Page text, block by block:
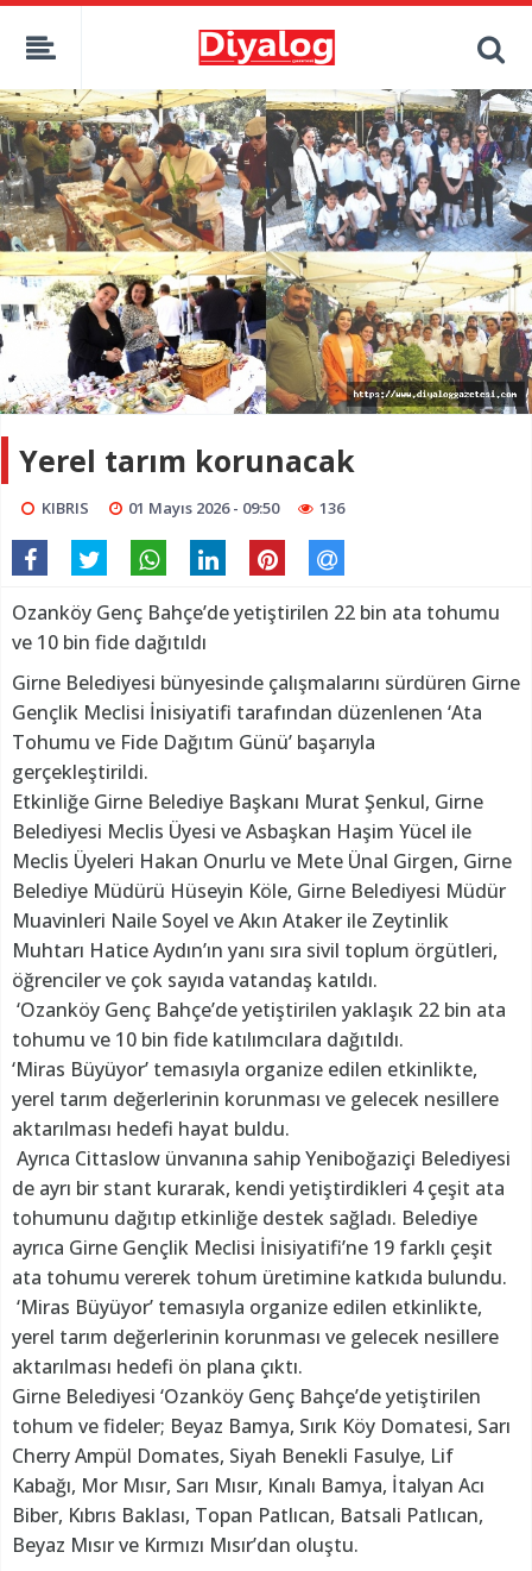
Yerel tarım korunacak
KIBRIS 01 Mayıs 2026 - 09:50 136
Ozanköy Genç Bahçe’de yetiştirilen 22 bin ata tohumu
ve 10 bin fide dağıtıldı
Girne Belediyesi bünyesinde çalışmalarını sürdüren Girne
Gençlik Meclisi İnisiyatifi tarafından düzenlenen ‘Ata
Tohumu ve Fide Dağıtım Günü’ başarıyla
gerçekleştirildi.
Etkinliğe Girne Belediye Başkanı Murat Şenkul, Girne
Belediyesi Meclis Üyesi ve Asbaşkan Haşim Yücel ile
Meclis Üyeleri Hakan Onurlu ve Mete Ünal Girgen, Girne
Belediye Müdürü Hüseyin Köle, Girne Belediyesi Müdür
Muavinleri Naile Soyel ve Akın Ataker ile Zeytinlik
Muhtarı Hatice Aydın’ın yanı sıra sivil toplum örgütleri,
öğrenciler ve çok sayıda vatandaş katıldı.
‘Ozanköy Genç Bahçe’de yetiştirilen yaklaşık 22 bin ata
tohumu ve 10 bin fide katılımcılara dağıtıldı.
‘Miras Büyüyor’ temasıyla organize edilen etkinlikte,
yerel tarım değerlerinin korunması ve gelecek nesillere
aktarılması hedefi hayat buldu.
Ayrıca Cittaslow ünvanına sahip Yeniboğaziçi Belediyesi
de ayrı bir stant kurarak, kendi yetiştirdikleri 4 çeşit ata
tohumunu dağıtıp etkinliğe destek sağladı. Belediye
ayrıca Girne Gençlik Meclisi İnisiyatifi’ne 19 farklı çeşit
ata tohumu vererek tohum üretimine katkıda bulundu.
‘Miras Büyüyor’ temasıyla organize edilen etkinlikte,
yerel tarım değerlerinin korunması ve gelecek nesillere
aktarılması hedefi ön plana çıktı.
Girne Belediyesi ‘Ozanköy Genç Bahçe’de yetiştirilen
tohum ve fideler; Beyaz Bamya, Sırık Köy Domatesi, Sarı
Cherry Ampül Domates, Siyah Benekli Fasulye, Lif
Kabağı, Mor Mısır, Sarı Mısır, Kınalı Bamya, İtalyan Acı
Biber, Kıbrıs Baklası, Topan Patlıcan, Batsali Patlıcan,
Beyaz Mısır ve Kırmızı Mısır’dan oluştu.